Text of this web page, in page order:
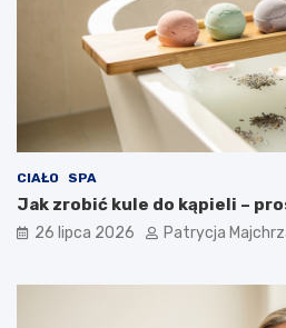
CIAŁO SPA
Jak zrobić kule do kąpieli –
26 lipca 2026 Patrycja